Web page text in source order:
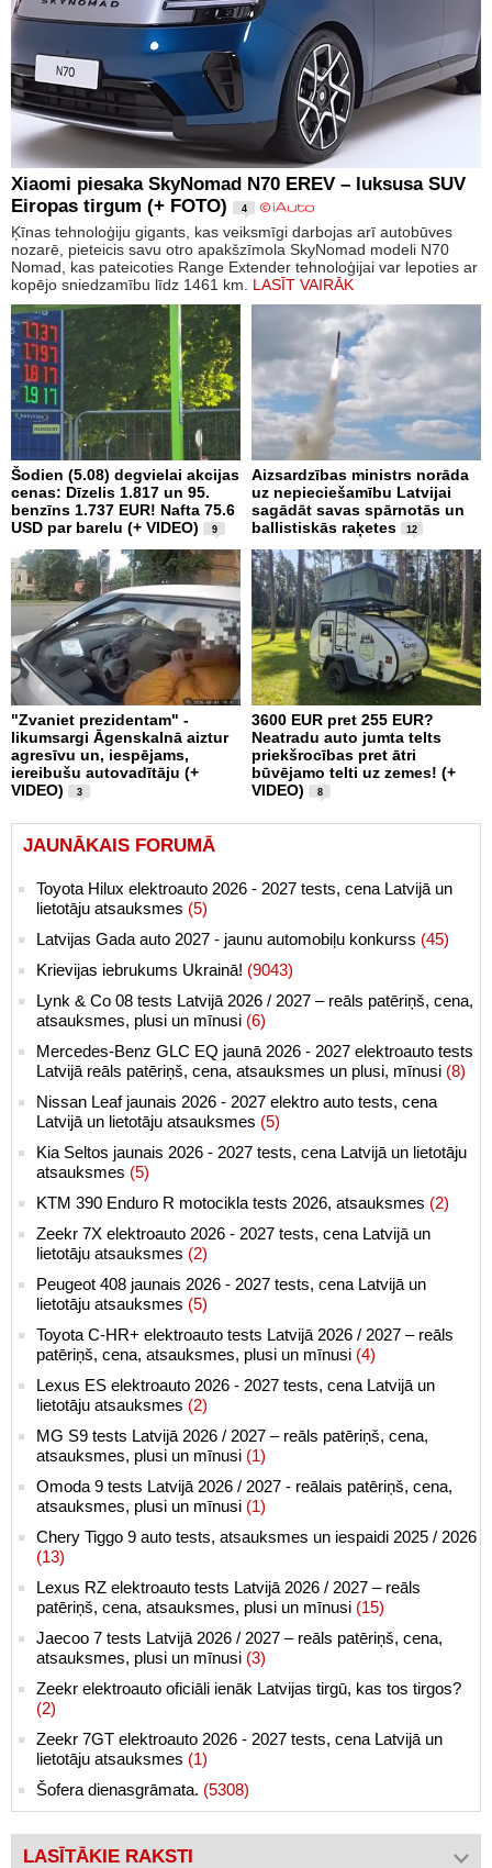
Xiaomi piesaka SkyNomad N70 EREV – luksusa SUV
Eiropas tirgum (+ FOTO)
4
Ķīnas tehnoloģiju gigants, kas veiksmīgi darbojas arī autobūves
nozarē, pieteicis savu otro apakšzīmola SkyNomad modeli N70
Nomad, kas pateicoties Range Extender tehnoloģijai var lepoties ar
kopējo sniedzamību līdz 1461 km. LASĪT VAIRĀK
Šodien (5.08) degvielai akcijas
cenas: Dīzelis 1.817 un 95.
benzīns 1.737 EUR! Nafta 75.6
USD par barelu (+ VIDEO)
9
Aizsardzības ministrs norāda
uz nepieciešamību Latvijai
sagādāt savas spārnotās un
ballistiskās raķetes
12
"Zvaniet prezidentam" -
likumsargi Āgenskalnā aiztur
agresīvu un, iespējams,
iereibušu autovadītāju (+
VIDEO)
3
3600 EUR pret 255 EUR?
Neatradu auto jumta telts
priekšrocības pret ātri
būvējamo telti uz zemes! (+
VIDEO)
8
JAUNĀKAIS FORUMĀ
Toyota Hilux elektroauto 2026 - 2027 tests, cena Latvijā un
lietotāju atsauksmes (5)
Latvijas Gada auto 2027 - jaunu automobiļu konkurss (45)
Krievijas iebrukums Ukrainā! (9043)
Lynk & Co 08 tests Latvijā 2026 / 2027 – reāls patēriņš, cena,
atsauksmes, plusi un mīnusi (6)
Mercedes-Benz GLC EQ jaunā 2026 - 2027 elektroauto tests
Latvijā reāls patēriņš, cena, atsauksmes un plusi, mīnusi (8)
Nissan Leaf jaunais 2026 - 2027 elektro auto tests, cena
Latvijā un lietotāju atsauksmes (5)
Kia Seltos jaunais 2026 - 2027 tests, cena Latvijā un lietotāju
atsauksmes (5)
KTM 390 Enduro R motocikla tests 2026, atsauksmes (2)
Zeekr 7X elektroauto 2026 - 2027 tests, cena Latvijā un
lietotāju atsauksmes (2)
Peugeot 408 jaunais 2026 - 2027 tests, cena Latvijā un
lietotāju atsauksmes (5)
Toyota C-HR+ elektroauto tests Latvijā 2026 / 2027 – reāls
patēriņš, cena, atsauksmes, plusi un mīnusi (4)
Lexus ES elektroauto 2026 - 2027 tests, cena Latvijā un
lietotāju atsauksmes (2)
MG S9 tests Latvijā 2026 / 2027 – reāls patēriņš, cena,
atsauksmes, plusi un mīnusi (1)
Omoda 9 tests Latvijā 2026 / 2027 - reālais patēriņš, cena,
atsauksmes, plusi un mīnusi (1)
Chery Tiggo 9 auto tests, atsauksmes un iespaidi 2025 / 2026
(13)
Lexus RZ elektroauto tests Latvijā 2026 / 2027 – reāls
patēriņš, cena, atsauksmes, plusi un mīnusi (15)
Jaecoo 7 tests Latvijā 2026 / 2027 – reāls patēriņš, cena,
atsauksmes, plusi un mīnusi (3)
Zeekr elektroauto oficiāli ienāk Latvijas tirgū, kas tos tirgos?
(2)
Zeekr 7GT elektroauto 2026 - 2027 tests, cena Latvijā un
lietotāju atsauksmes (1)
Šofera dienasgrāmata. (5308)
LASĪTĀKIE RAKSTI